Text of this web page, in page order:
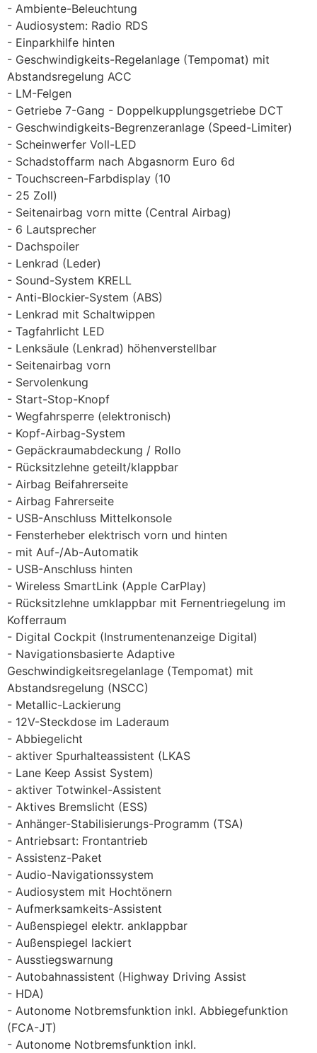
Ambiente-Beleuchtung
Audiosystem: Radio RDS
Einparkhilfe hinten
Geschwindigkeits-Regelanlage (Tempomat) mit
Abstandsregelung ACC
LM-Felgen
Getriebe 7-Gang - Doppelkupplungsgetriebe DCT
Geschwindigkeits-Begrenzeranlage (Speed-Limiter)
Scheinwerfer Voll-LED
Schadstoffarm nach Abgasnorm Euro 6d
Touchscreen-Farbdisplay (10
25 Zoll)
Seitenairbag vorn mitte (Central Airbag)
6 Lautsprecher
Dachspoiler
Lenkrad (Leder)
Sound-System KRELL
Anti-Blockier-System (ABS)
Lenkrad mit Schaltwippen
Tagfahrlicht LED
Lenksäule (Lenkrad) höhenverstellbar
Seitenairbag vorn
Servolenkung
Start-Stop-Knopf
Wegfahrsperre (elektronisch)
Kopf-Airbag-System
Gepäckraumabdeckung / Rollo
Rücksitzlehne geteilt/klappbar
Airbag Beifahrerseite
Airbag Fahrerseite
USB-Anschluss Mittelkonsole
Fensterheber elektrisch vorn und hinten
mit Auf-/Ab-Automatik
USB-Anschluss hinten
Wireless SmartLink (Apple CarPlay)
Rücksitzlehne umklappbar mit Fernentriegelung im
Kofferraum
Digital Cockpit (Instrumentenanzeige Digital)
Navigationsbasierte Adaptive
Geschwindigkeitsregelanlage (Tempomat) mit
Abstandsregelung (NSCC)
Metallic-Lackierung
12V-Steckdose im Laderaum
Abbiegelicht
aktiver Spurhalteassistent (LKAS
Lane Keep Assist System)
aktiver Totwinkel-Assistent
Aktives Bremslicht (ESS)
Anhänger-Stabilisierungs-Programm (TSA)
Antriebsart: Frontantrieb
Assistenz-Paket
Audio-Navigationssystem
Audiosystem mit Hochtönern
Aufmerksamkeits-Assistent
Außenspiegel elektr. anklappbar
Außenspiegel lackiert
Ausstiegswarnung
Autobahnassistent (Highway Driving Assist
HDA)
Autonome Notbremsfunktion inkl. Abbiegefunktion
(FCA-JT)
Autonome Notbremsfunktion inkl.